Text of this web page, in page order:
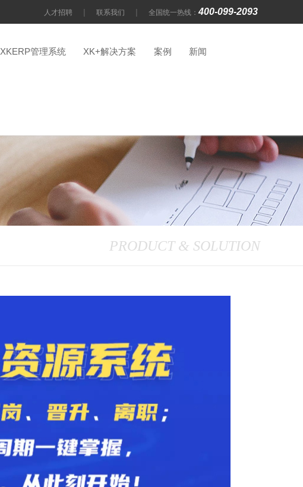
人才招聘 | 联系我们 | 全国统一热线：400-099-2093
XKERP管理系统 XK+解决方案 案例 新闻
PRODUCT & SOLUTION